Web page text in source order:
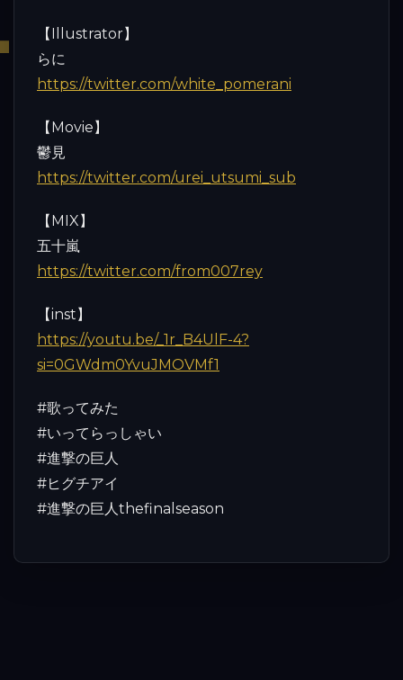
【Illustrator】
らに
https://twitter.com/white_pomerani
【Movie】
鬱見
https://twitter.com/urei_utsumi_sub
【MIX】
五十嵐
https://twitter.com/from007rey
【inst】
https://youtu.be/_1r_B4UlF-4?
si=0GWdm0YvuJMOVMf1
#歌ってみた
#いってらっしゃい
#進撃の巨人
#ヒグチアイ
#進撃の巨人thefinalseason